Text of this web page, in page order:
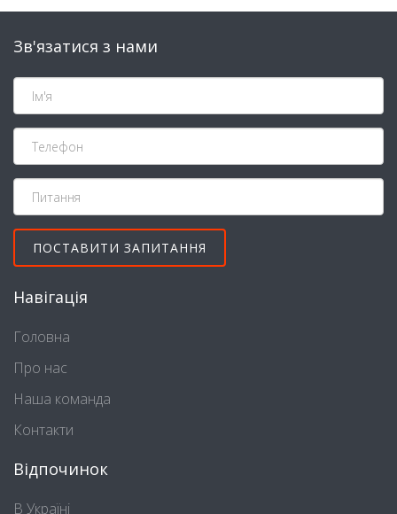
Зв'язатися з нами
Навігація
Головна
Про нас
Наша команда
Контакти
Відпочинок
В Україні